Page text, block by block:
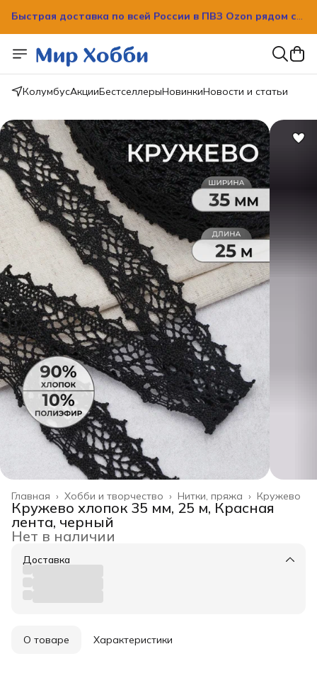
Быстрая доставка по всей России в ПВЗ Ozon рядом с
КолумбусАкцииБестселлерыНовинкиНовости и статьи
Кружево
Нитки, пряжа ›
Хобби и творчество ›
Главная ›
Кружево хлопок 35 мм, 25 м, Красная
лента, черный
Нет в наличии
Доставка
О товаре Характеристики